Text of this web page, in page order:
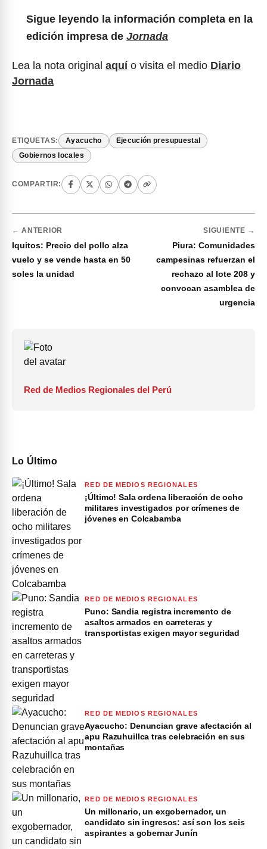
Sigue leyendo la información completa en la
edición impresa de Jornada
Lea la nota original aquío visita el medio Diario
Jornada
ETIQUETAS: Ayacucho Ejecución presupuestal
Gobiernos locales
COMPARTIR:
← ANTERIOR
Iquitos: Precio del pollo alza
vuelo y se vende hasta en 50
soles la unidad
SIGUIENTE →
Piura: Comunidades
campesinas refuerzan el
rechazo al lote 208 y
convocan asamblea de
urgencia
Red de Medios Regionales del Perú
Lo Último
RED DE MEDIOS REGIONALES
¡Último! Sala ordena liberación de ocho
militares investigados por crímenes de
jóvenes en Colcabamba
RED DE MEDIOS REGIONALES
Puno: Sandia registra incremento de
asaltos armados en carreteras y
transportistas exigen mayor seguridad
RED DE MEDIOS REGIONALES
Ayacucho: Denuncian grave afectación al
apu Razuhuillca tras celebración en sus
montañas
RED DE MEDIOS REGIONALES
Un millonario, un exgobernador, un
candidato sin ingresos: así son los seis
aspirantes a gobernar Junín